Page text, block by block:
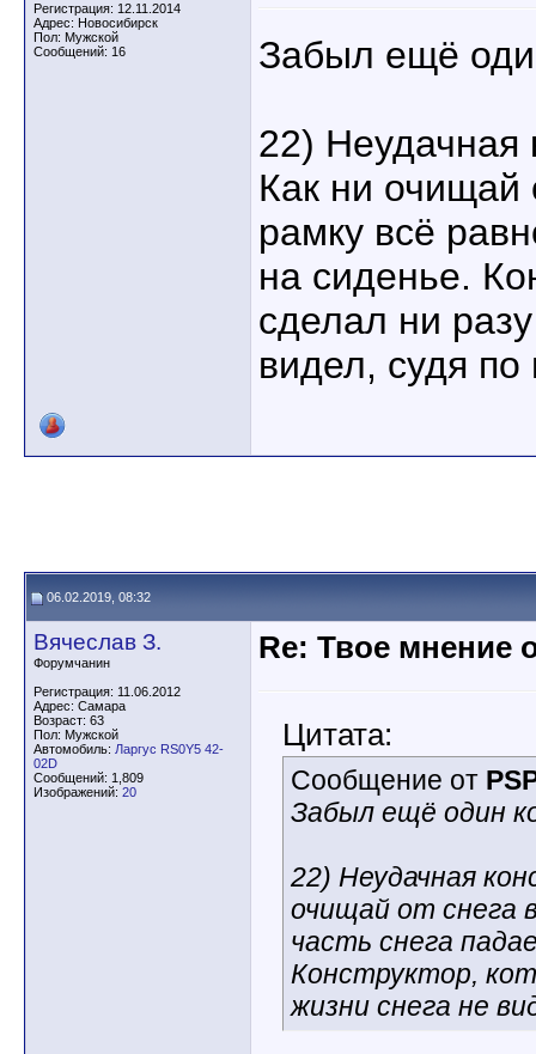
Регистрация: 12.11.2014
Адрес: Новосибирск
Пол: Мужской
Сообщений: 16
Забыл ещё
22) Неудачная
Как ни очищай
рамку всё
на сиденье.
сделал ни
видел, судя по
06.02.2019, 08:32
Вячеслав З.
Форумчанин
Регистрация: 11.06.2012
Адрес: Самара
Возраст: 63
Пол: Мужской
Автомобиль: Ларгус RS0Y5 42-
02D
Сообщений: 1,809
Изображений: 20
Re: Твое мнение
Цитата:
Сообщение от
Забыл ещё один
22) Неудачная
очищай от снега
часть снега
Конструктор,
жизни снега не